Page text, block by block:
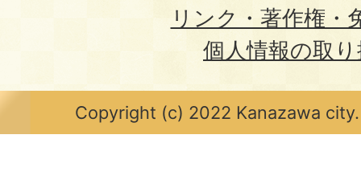
リンク・著作権・
個人情報の取
Copyright (c) 2022 Kanazawa